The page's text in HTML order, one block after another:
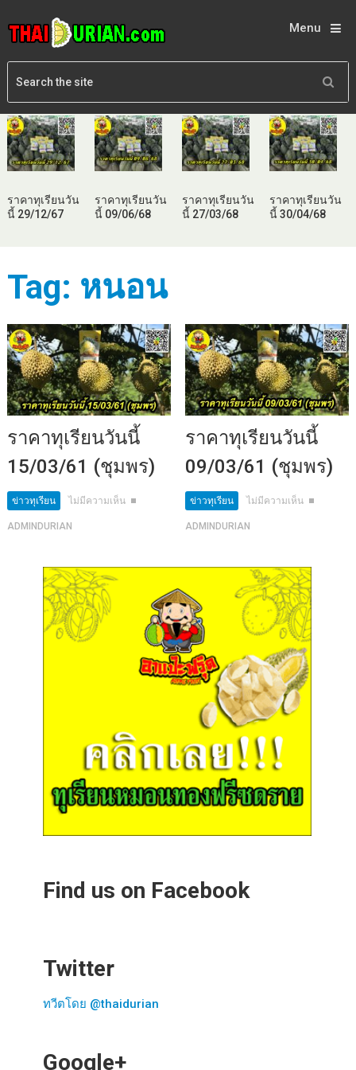
Menu
ราคาทุเรียนวัน
นี้ 29/12/67
ราคาทุเรียนวัน
นี้ 09/06/68
ราคาทุเรียนวัน
นี้ 27/03/68
ราคาทุเรียนวัน
นี้ 30/04/68
Tag: หนอน
ราคาทุเรียนวันนี้
15/03/61 (ชุมพร)
ข่าวทุเรียน ไม่มีความเห็น
ADMINDURIAN
ราคาทุเรียนวันนี้
09/03/61 (ชุมพร)
ข่าวทุเรียน ไม่มีความเห็น
ADMINDURIAN
Find us on Facebook
Twitter
ทวีตโดย @thaidurian
Google+